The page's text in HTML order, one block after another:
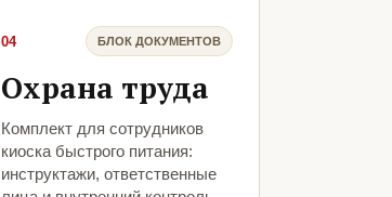
04 БЛОК ДОКУМЕНТОВ
Охрана труда
Комплект для сотрудников
киоска быстрого питания:
инструктажи, ответственные